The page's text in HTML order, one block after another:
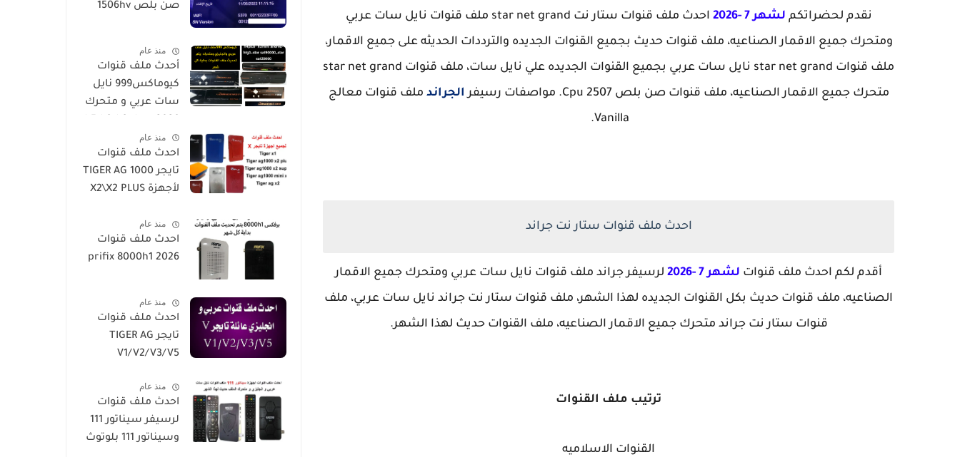
نقدم لحضراتكم لشهر 7 -2026
احدث ملف قنوات ستار نت star net grand ملف قنوات نايل سات عربي
ومتحرك جميع الاقمار الصناعيه، ملف قنوات حديث بجميع القنوات الجديده والترددات الحديثه على جميع الاقمار،
ملف قنوات star net grand نايل سات عربي بجميع القنوات الجديده علي نايل سات، ملف قنوات star net grand
متحرك جميع الاقمار الصناعيه، ملف قنوات صن بلص 2507 Cpu. مواصفات رسيفر
الجراند ملف قنوات معالج
Vanilla.
احدث ملف قنوات ستار نت جراند
أقدم لكم احدث ملف قنوات لشهر 7 -2026
لرسيفر جراند ملف قنوات نايل سات عربي ومتحرك جميع الاقمار
الصناعيه، ملف قنوات حديث بكل القنوات الجديده لهذا الشهر، ملف قنوات ستار نت جراند نايل سات عربي، ملف
قنوات ستار نت جراند متحرك جميع الاقمار الصناعيه، ملف القنوات حديث لهذا الشهر.
ترتيب ملف القنوات
القنوات الاسلاميه
Mini 2 USB-SALIK
صن بلص 1506hv
منذ عام
أحدث ملف قنوات
كيوماكس999 نايل
سات عربي و متحرك
h4plus-h2mini-
h1g3-star
sat90000_star
sat20000
منذ عام
احدث ملف قنوات
تايجر TIGER AG 1000
لأجهزة X2\X2 PLUS
منذ عام
احدث ملف قنوات
prifix 8000h1 2026
منذ عام
احدث ملف قنوات
تايجر TIGER AG
V1/V2/V3/V5
منذ عام
احدث ملف قنوات
لرسيفر سيناتور 111
وسيناتور 111 بلوتوث